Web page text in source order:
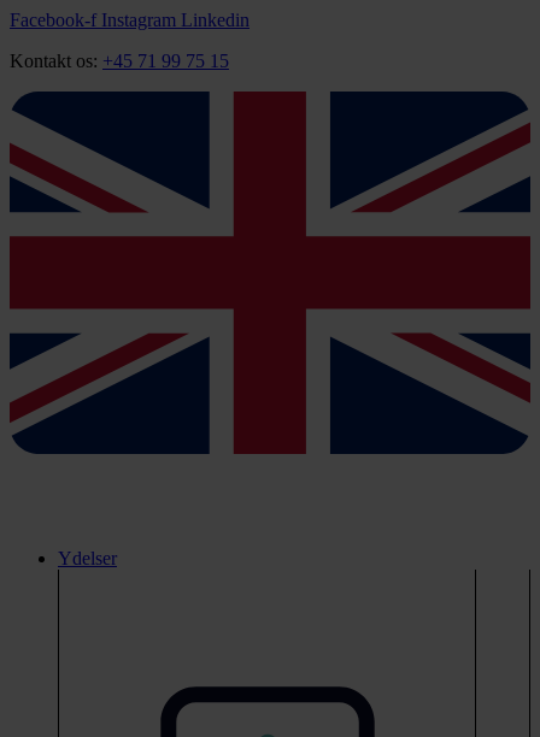
Videre
indhold
Facebook-f Instagram Linkedin
Kontakt os: +45 71 99 75 15
Ydelser